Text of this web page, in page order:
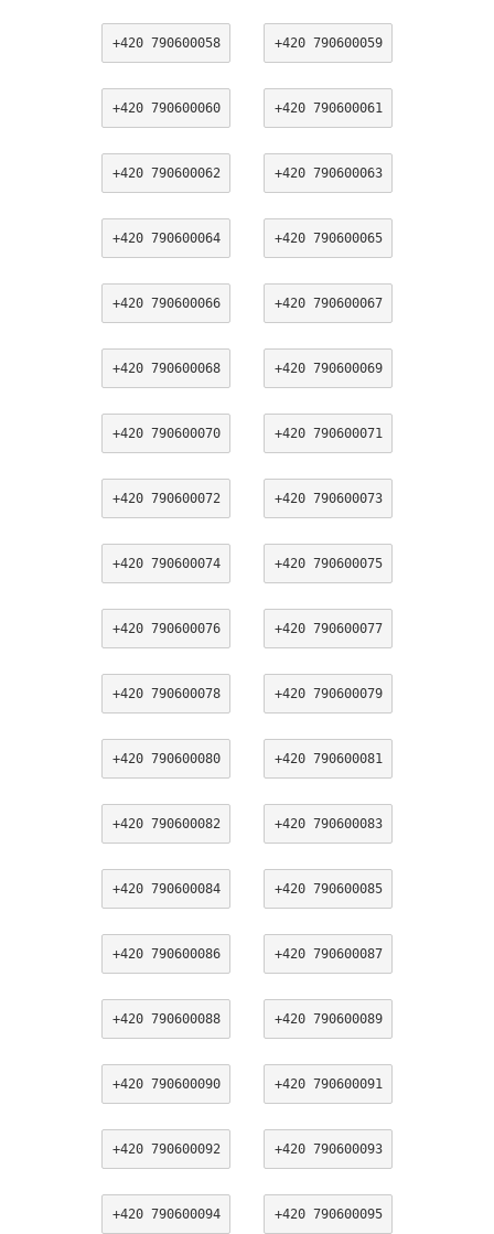
+420 790600058 +420 790600059
+420 790600060 +420 790600061
+420 790600062 +420 790600063
+420 790600064 +420 790600065
+420 790600066 +420 790600067
+420 790600068 +420 790600069
+420 790600070 +420 790600071
+420 790600072 +420 790600073
+420 790600074 +420 790600075
+420 790600076 +420 790600077
+420 790600078 +420 790600079
+420 790600080 +420 790600081
+420 790600082 +420 790600083
+420 790600084 +420 790600085
+420 790600086 +420 790600087
+420 790600088 +420 790600089
+420 790600090 +420 790600091
+420 790600092 +420 790600093
+420 790600094 +420 790600095